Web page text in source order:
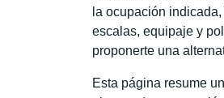
la ocupación
escalas, equipaje y
proponerte una
Esta página resume